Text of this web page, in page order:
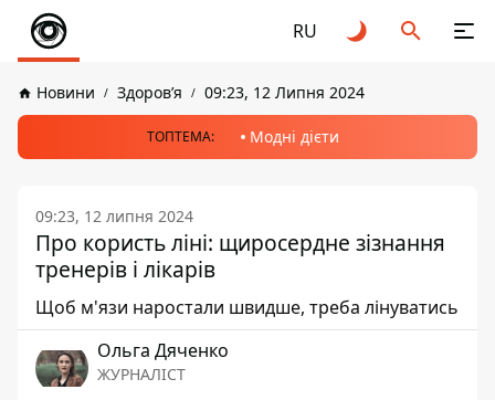
RU
Новини Здоров’я 09:23, 12 Липня 2024
ТОПТЕМА: Модні дієти
09:23, 12 липня 2024
Про користь ліні: щиросердне зізнання
тренерів і лікарів
Щоб м'язи наростали швидше, треба лінуватись
Ольга Дяченко
ЖУРНАЛІСТ